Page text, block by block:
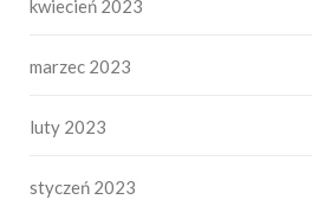
kwiecień 2023
marzec 2023
luty 2023
styczeń 2023